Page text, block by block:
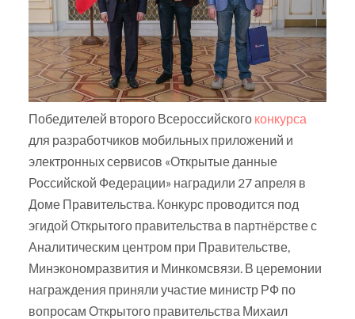
Победителей второго Всероссийского конкурса
для разработчиков мобильных приложений и
электронных сервисов «Открытые данные
Российской Федерации» наградили 27 апреля в
Доме Правительства. Конкурс проводится под
эгидой Открытого правительства в партнёрстве с
Аналитическим центром при Правительстве,
Минэкономразвития и Минкомсвязи. В церемонии
награждения приняли участие министр РФ по
вопросам Открытого правительства Михаил